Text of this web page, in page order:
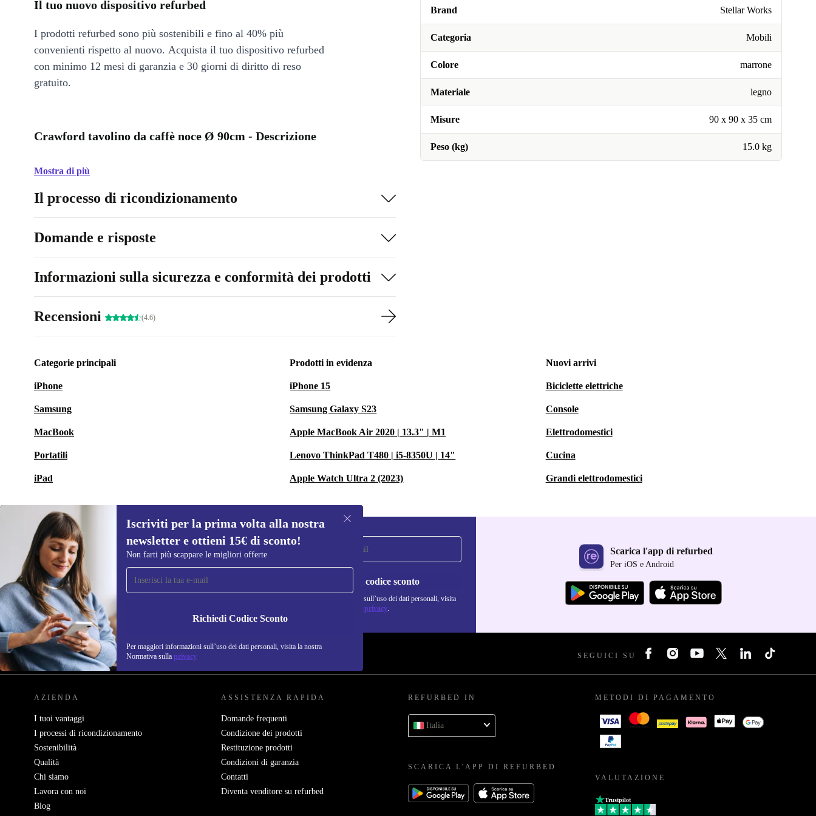
Brand Stellar Works
Categoria Mobili
Colore marrone
Materiale legno
Misure 90 x 90 x 35 cm
Peso (kg) 15.0 kg
Il tuo nuovo dispositivo refurbed
I prodotti refurbed sono più sostenibili e fino al 40% più
convenienti rispetto al nuovo. Acquista il tuo dispositivo refurbed
con minimo 12 mesi di garanzia e 30 giorni di diritto di reso
gratuito.
Crawford tavolino da caffè noce Ø 90cm - Descrizione
Mostra di più
Il processo di ricondizionamento
Domande e risposte
Informazioni sulla sicurezza e conformità dei prodotti
Recensioni (4.6)
Categorie principali
iPhone
Samsung
MacBook
Portatili
iPad
Prodotti in evidenza
iPhone 15
Samsung Galaxy S23
Apple MacBook Air 2020 | 13.3" | M1
Lenovo ThinkPad T480 | i5-8350U | 14"
Apple Watch Ultra 2 (2023)
Nuovi arrivi
Biciclette elettriche
Console
Elettrodomestici
Cucina
Grandi elettrodomestici
Iscriviti per la prima volta alla nostra
newsletter e ottieni 15€ di sconto!
Non farti più scappare le migliori offerte
Richiedi Codice Sconto
Per maggiori informazioni sull’uso dei dati personali, visita la nostra
Normativa sulla privacy
Iscriviti per la prima volta alla nostra
newsletter e ottieni 15€ di sconto!
Non farti più scappare le migliori offerte.
Richiedi codice sconto
Per maggiori informazioni sull’uso dei dati personali, visita
Normativa sulla privacy.
Scarica l'app di refurbed
Per iOS e Android
REFURBED ITALIA - RETHINK NEW. SEGUICI SU
AZIENDA
I tuoi vantaggi
I processi di ricondizionamento
Sostenibilità
Qualità
Chi siamo
Lavora con noi
Blog
ASSISTENZA RAPIDA
Domande frequenti
Condizione dei prodotti
Restituzione prodotti
Condizioni di garanzia
Contatti
Diventa venditore su refurbed
REFURBED IN
Italia
SCARICA L'APP DI REFURBED
METODI DI PAGAMENTO
VALUTAZIONE
Trustpilot